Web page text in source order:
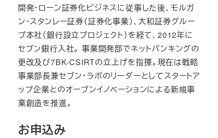
開発・ローン証券化ビジネスに従事した後、モルガ
ン・スタンレー証券（証券化事業）、大和証券グルー
プ本社（銀行設立プロジェクト）を経て、2012年に
セブン銀行入社。 事業開発部でネットバンキングの
更改及び7BK-CSIRTの立上げを指揮。現在は戦略
事業部長兼セブン・ラボのリーダーとしてスタートア
ップ企業とのオープンイノベーションによる新規事
業創造を推進。
お申込み